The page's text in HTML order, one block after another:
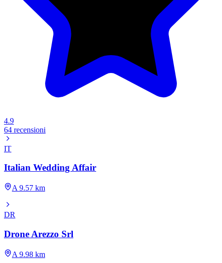
4.9
64 recensioni
IT
Italian Wedding Affair
A 9.57 km
DR
Drone Arezzo Srl
A 9.98 km